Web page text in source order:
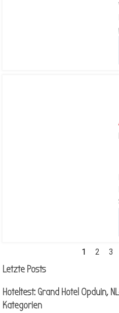
Aktuelle
1 Gehen
2 3
Block überspringen Letzte Posts
Letzte Posts
Hoteltest: Grand Hotel Opduin,
Block überspringen Kategorien
Kategorien